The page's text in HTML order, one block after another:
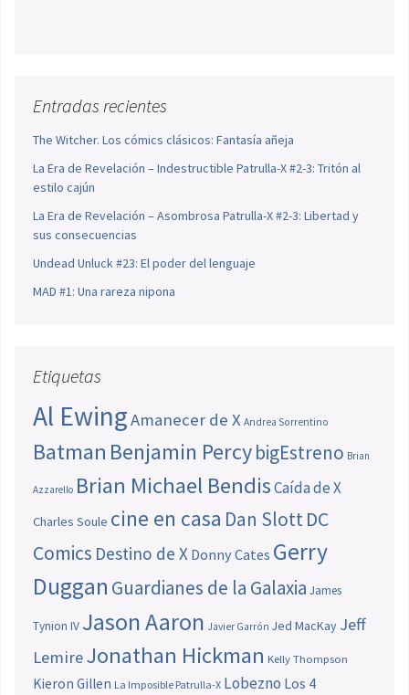
Entradas recientes
The Witcher. Los cómics clásicos: Fantasía añeja
La Era de Revelación – Indestructible Patrulla-X #2-3: Tritón al
estilo cajún
La Era de Revelación – Asombrosa Patrulla-X #2-3: Libertad y
sus consecuencias
Undead Unluck #23: El poder del lenguaje
MAD #1: Una rareza nipona
Etiquetas
Al EwingAmanecer de X Andrea Sorrentino
Batman Benjamin PercybigEstreno Brian
Azzarello Brian Michael BendisCaída de X
Charles Soule cine en casa Dan SlottDC
Comics Destino de X Donny Cates Gerry
Duggan Guardianes de la Galaxia James
Tynion IV Jason Aaron Javier Garrón Jed MacKay Jeff
LemireJonathan Hickman Kelly Thompson
Kieron Gillen La Imposible Patrulla-X Lobezno Los 4